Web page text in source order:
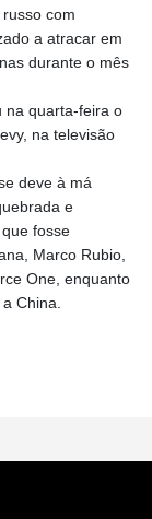
com
a atracar em
durante o mês
na quarta-feira o
na televisão
deve à má
e
fosse
Marco Rubio,
One, enquanto
China.